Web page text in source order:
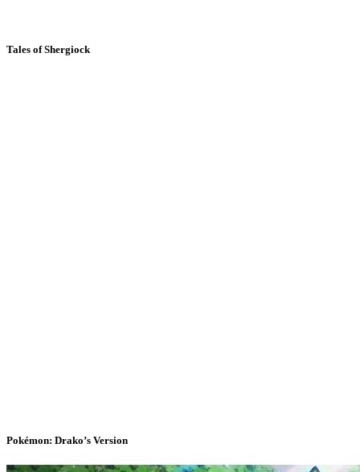
Tales of Shergiock
Pokémon: Drako’s Version